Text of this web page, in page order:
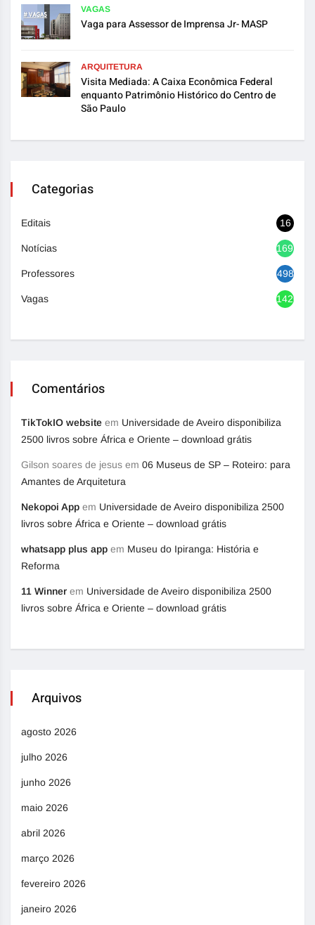
VAGAS
Vaga para Assessor de Imprensa Jr- MASP
ARQUITETURA
Visita Mediada: A Caixa Econômica Federal
enquanto Patrimônio Histórico do Centro de
São Paulo
Categorias
Editais 16
Notícias 1692
Professores 498
Vagas 1420
Comentários
TikTokIO website em Universidade de Aveiro disponibiliza
2500 livros sobre África e Oriente – download grátis
Gilson soares de jesus em 06 Museus de SP – Roteiro: para
Amantes de Arquitetura
Nekopoi App em Universidade de Aveiro disponibiliza 2500
livros sobre África e Oriente – download grátis
whatsapp plus app em Museu do Ipiranga: História e
Reforma
11 Winner em Universidade de Aveiro disponibiliza 2500
livros sobre África e Oriente – download grátis
Arquivos
agosto 2026
julho 2026
junho 2026
maio 2026
abril 2026
março 2026
fevereiro 2026
janeiro 2026